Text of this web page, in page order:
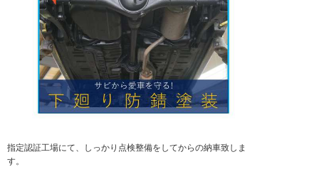
指定認証工場にて、しっかり点検整備をしてからの納車致しま
す。